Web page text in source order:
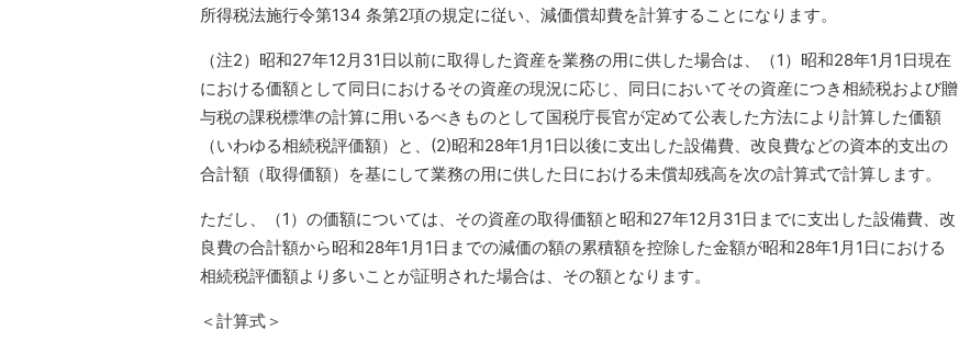
所得税法施行令第134 条第2項の規定に従い、減価償却費を計算することになります。
（注2）昭和27年12月31日以前に取得した資産を業務の用に供した場合は、（1）昭和28年1月1日現在
における価額として同日におけるその資産の現況に応じ、同日においてその資産につき相続税および贈
与税の課税標準の計算に用いるべきものとして国税庁長官が定めて公表した方法により計算した価額
（いわゆる相続税評価額）と、(2)昭和28年1月1日以後に支出した設備費、改良費などの資本的支出の
合計額（取得価額）を基にして業務の用に供した日における未償却残高を次の計算式で計算します。
ただし、（1）の価額については、その資産の取得価額と昭和27年12月31日までに支出した設備費、改
良費の合計額から昭和28年1月1日までの減価の額の累積額を控除した金額が昭和28年1月1日における
相続税評価額より多いことが証明された場合は、その額となります。
＜計算式＞